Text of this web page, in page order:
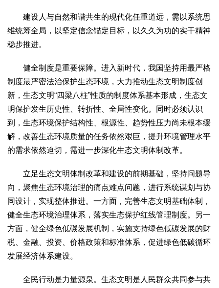
建设人与自然和谐共生的现代化任重道远，需以系统思
维统筹全局，以坚定信念锚定目标，以久久为功的实干精神
稳步推进。
健全制度是重要保障。进入新时代，我国坚持用最严格
制度最严密法治保护生态环境，大力推动生态文明制度创
新，生态文明“四梁八柱”性质的制度体系基本形成，生态文
明保护发生历史性、转折性、全局性变化。同时必须认识
到，生态环境保护结构性、根源性、趋势性压力尚未根本缓
解，改善生态环境质量的任务依然艰巨，提升环境管理水平
的需求依然迫切，需进一步深化生态文明体制改革。
立足生态文明体制改革和建设的前期基础，坚持问题导
向，聚焦生态环境治理的痛点难点问题，进行系统谋划与协
同设计，实现整体推进。一方面，完善生态文明基础体制，
健全生态环境治理体系，落实生态保护红线管理制度。另一
方面，健全绿色低碳发展机制，实施支持绿色低碳发展的财
税、金融、投资、价格政策和标准体系，促进绿色低碳循环
发展经济体系建设。
全民行动是力量源泉。生态文明是人民群众共同参与共